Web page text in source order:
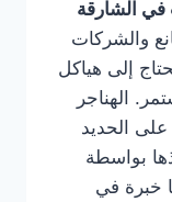
الشارقة
والشركات
إلى هياكل
الهناجر
الحديد
بواسطة
خبرة في